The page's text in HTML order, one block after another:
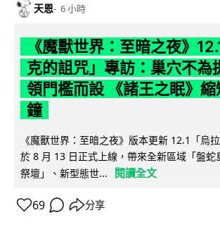
天恩 6 小時
《魔獸世界：至暗之夜》
克的詛咒」專訪：巢穴不為
領門檻而設 《諸王之眠》
鐘
《魔獸世界：至暗之夜》版本更新 12.1「烏
於 8 月 13 日正式上線，帶來全新區域「盤蛇
祭壇」、新型態世...
閱讀全文
69 分享